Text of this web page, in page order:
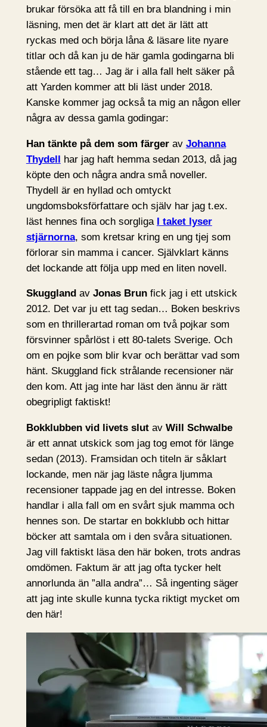
brukar försöka att få till en bra blandning i min
läsning, men det är klart att det är lätt att
ryckas med och börja låna & läsare lite nyare
titlar och då kan ju de här gamla godingarna bli
stående ett tag… Jag är i alla fall helt säker på
att Yarden kommer att bli läst under 2018.
Kanske kommer jag också ta mig an någon eller
några av dessa gamla godingar:
Han tänkte på dem som färgerav Johanna
Thydell har jag haft hemma sedan 2013, då jag
köpte den och några andra små noveller.
Thydell är en hyllad och omtyckt
ungdomsboksförfattare och själv har jag t.ex.
läst hennes fina och sorgliga I taket lyser
stjärnorna, som kretsar kring en ung tjej som
förlorar sin mamma i cancer. Självklart känns
det lockande att följa upp med en liten novell.
Skuggland av Jonas Brunfick jag i ett utskick
2012. Det var ju ett tag sedan… Boken beskrivs
som en thrillerartad roman om två pojkar som
försvinner spårlöst i ett 80-talets Sverige. Och
om en pojke som blir kvar och berättar vad som
hänt. Skuggland fick strålande recensioner när
den kom. Att jag inte har läst den ännu är rätt
obegripligt faktiskt!
Bokklubben vid livets slutav Will Schwalbe
är ett annat utskick som jag tog emot för länge
sedan (2013). Framsidan och titeln är såklart
lockande, men när jag läste några ljumma
recensioner tappade jag en del intresse. Boken
handlar i alla fall om en svårt sjuk mamma och
hennes son. De startar en bokklubb och hittar
böcker att samtala om i den svåra situationen.
Jag vill faktiskt läsa den här boken, trots andras
omdömen. Faktum är att jag ofta tycker helt
annorlunda än ”alla andra”… Så ingenting säger
att jag inte skulle kunna tycka riktigt mycket om
den här!